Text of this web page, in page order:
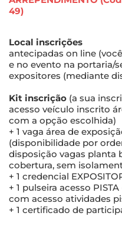
49)
Local inscrições
antecipadas on line
e no evento na portaria/
expositores (mediante
Kit inscrição (a sua
acesso veículo inscrito
com a opção escolhida)
+ 1 vaga área de
(disponibilidade por
disposição vagas planta
cobertura, sem
+ 1 credencial
+ 1 pulseira acesso
com acesso atividades
+ 1 certificado de